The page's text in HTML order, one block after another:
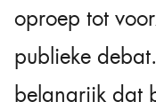
oproep tot
publieke
belangrijk dat